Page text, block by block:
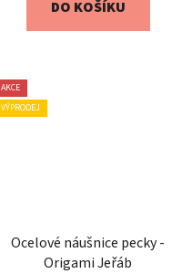
DO KOŠÍKU
AKCE
VÝPRODEJ
Ocelové náušnice pecky -
Origami Jeřáb